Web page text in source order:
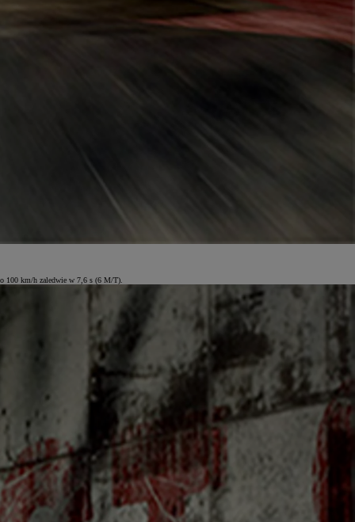
100 km/h zaledwie w 7,6 s (6 M/T).